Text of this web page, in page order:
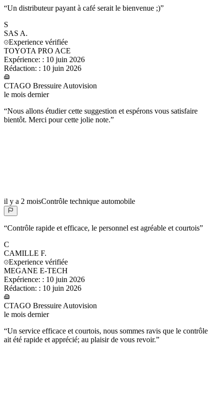
“Un distributeur payant à café serait le bienvenue ;)”
S
SAS A.
Experience vérifiée
TOYOTA PRO ACE
Expérience: : 10 juin 2026
Rédaction: : 10 juin 2026
CTAGO Bressuire Autovision
le mois dernier
“Nous allons étudier cette suggestion et espérons vous satisfaire
bientôt. Merci pour cette jolie note.”
il y a 2 moisContrôle technique automobile
“Contrôle rapide et efficace, le personnel est agréable et courtois”
C
CAMILLE F.
Experience vérifiée
MEGANE E-TECH
Expérience: : 10 juin 2026
Rédaction: : 10 juin 2026
CTAGO Bressuire Autovision
le mois dernier
“Un service efficace et courtois, nous sommes ravis que le contrôle
ait été rapide et apprécié; au plaisir de vous revoir.”